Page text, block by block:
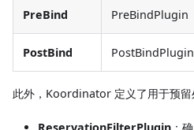
PreBind PreBindPlugin
PostBind PostBindPlugin
此外，Koordinator 定义了用于预留